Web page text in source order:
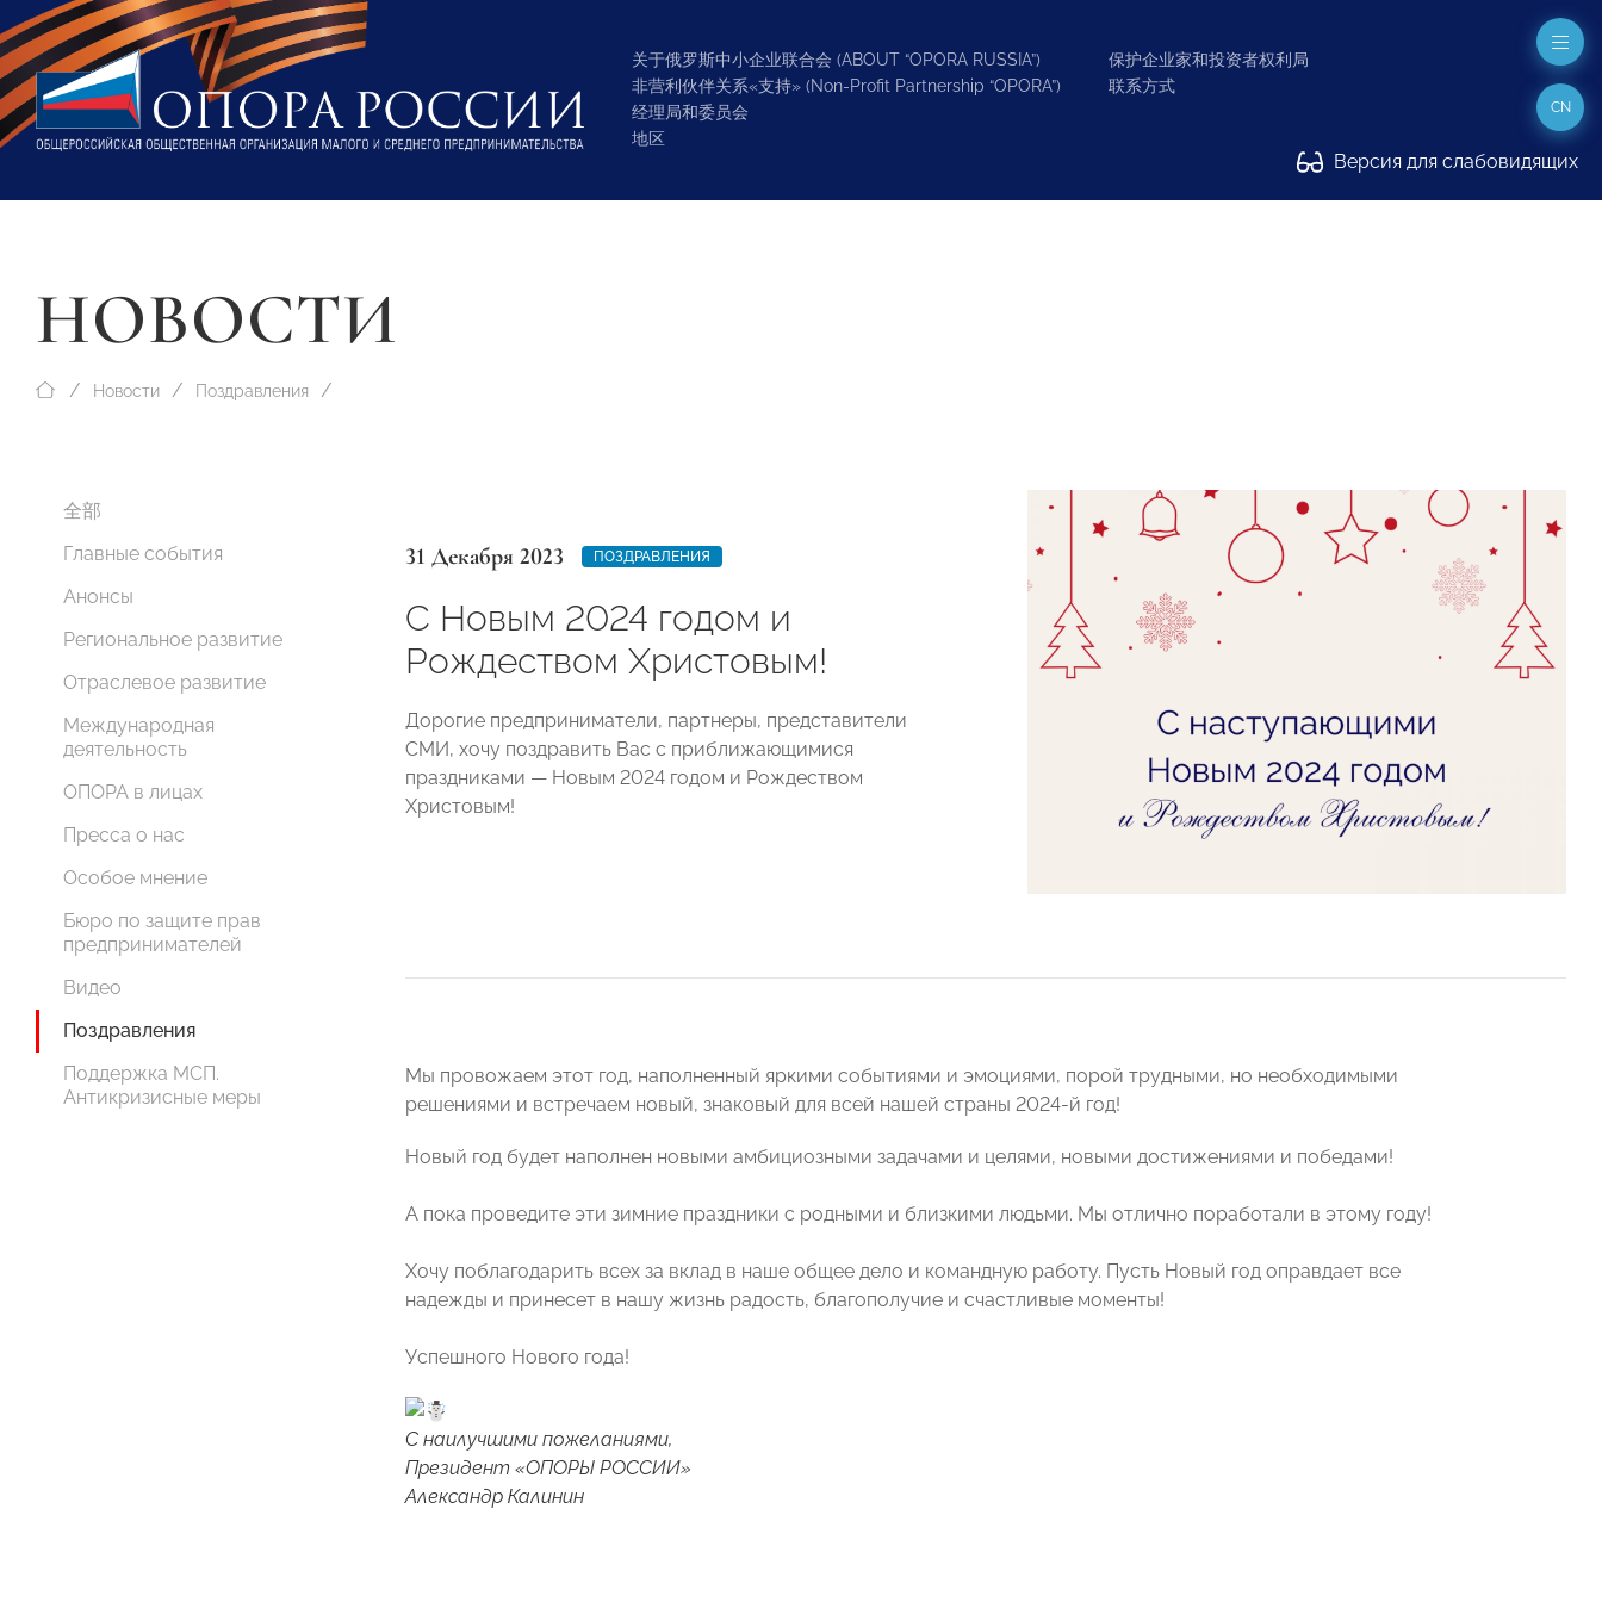
关于俄罗斯中小企业联合会 (ABOUT “OPORA RUSSIA”)
非营利伙伴关系«支持» (Non-Profit Partnership “OPORA”)
经理局和委员会
地区
保护企业家和投资者权利局
联系方式
Версия для слабовидящих
CN
НОВОСТИ
Новости Поздравления
全部
Главные события
Анонсы
Региональное развитие
Отраслевое развитие
Международная
деятельность
ОПОРА в лицах
Пресса о нас
Особое мнение
Бюро по защите прав
предпринимателей
Видео
Поздравления
Поддержка МСП.
Антикризисные меры
31 Декабря 2023 ПОЗДРАВЛЕНИЯ
С Новым 2024 годом и
Рождеством Христовым!
Дорогие предприниматели, партнеры, представители
СМИ, хочу поздравить Вас с приближающимися
праздниками — Новым 2024 годом и Рождеством
Христовым!
Мы провожаем этот год, наполненный яркими событиями и эмоциями, порой трудными, но необходимыми
решениями и встречаем новый, знаковый для всей нашей страны 2024-й год!
Новый год будет наполнен новыми амбициозными задачами и целями, новыми достижениями и победами!
А пока проведите эти зимние праздники с родными и близкими людьми. Мы отлично поработали в этому году!
Хочу поблагодарить всех за вклад в наше общее дело и командную работу. Пусть Новый год оправдает все
надежды и принесет в нашу жизнь радость, благополучие и счастливые моменты!
Успешного Нового года!
С наилучшими пожеланиями,
Президент «ОПОРЫ РОССИИ»
Александр Калинин